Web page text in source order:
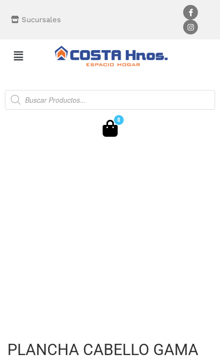
Sucursales
0
PLANCHA CABELLO GAMA